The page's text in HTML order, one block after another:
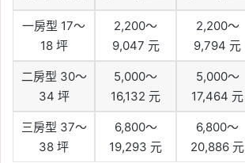
一房型 17～
18 坪
2,200～
9,047 元
2,200～
9,794 元
二房型 30～
34 坪
5,000～
16,132 元
5,000～
17,464 元
三房型 37～
38 坪
6,800～
19,293 元
6,800～
20,886 元